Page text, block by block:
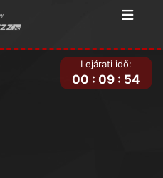
Lejárati idő:
00 : 09 : 54